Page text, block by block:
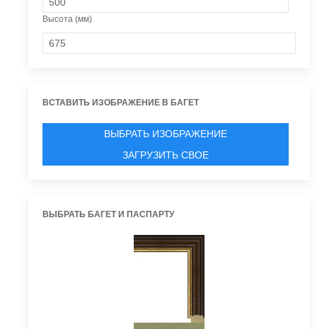
Высота (мм)
ВСТАВИТЬ ИЗОБРАЖЕНИЕ В БАГЕТ
ВЫБРАТЬ ИЗОБРАЖЕНИЕ
ЗАГРУЗИТЬ СВОЕ
ВЫБРАТЬ БАГЕТ И ПАСПАРТУ